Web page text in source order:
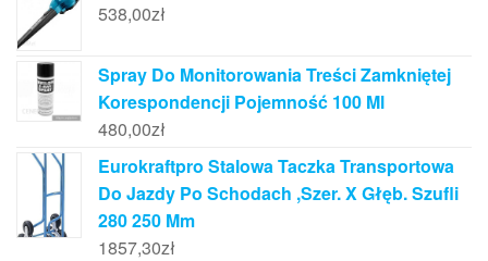
538,00zł
Spray Do Monitorowania Treści Zamkniętej
Korespondencji Pojemność 100 Ml
480,00zł
Eurokraftpro Stalowa Taczka Transportowa
Do Jazdy Po Schodach ,Szer. X Głęb. Szufli
280 250 Mm
1857,30zł